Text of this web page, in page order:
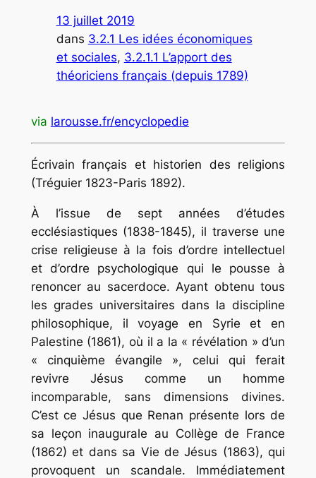
13 juillet 2019
dans 3.2.1 Les idées économiques
et sociales, 3.2.1.1 L’apport des
théoriciens français (depuis 1789)
via larousse.fr/encyclopedie
Écrivain français et historien des religions
(Tréguier 1823-Paris 1892).
À l’issue de sept années d’études
ecclésiastiques (1838-1845), il traverse une
crise religieuse à la fois d’ordre intellectuel
et d’ordre psychologique qui le pousse à
renoncer au sacerdoce. Ayant obtenu tous
les grades universitaires dans la discipline
philosophique, il voyage en Syrie et en
Palestine (1861), où il a la « révélation » d’un
« cinquième évangile », celui qui ferait
revivre Jésus comme un homme
incomparable, sans dimensions divines.
C’est ce Jésus que Renan présente lors de
sa leçon inaugurale au Collège de France
(1862) et dans sa Vie de Jésus (1863), qui
provoquent un scandale. Immédiatement